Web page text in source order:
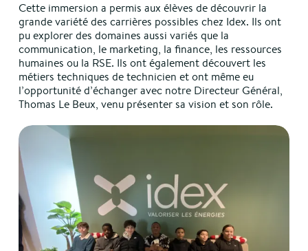
Cette immersion a permis aux élèves de découvrir la
grande variété des carrières possibles chez Idex. Ils ont
pu explorer des domaines aussi variés que la
communication, le marketing, la finance, les ressources
humaines ou la RSE. Ils ont également découvert les
métiers techniques de technicien et ont même eu
l’opportunité d’échanger avec notre Directeur Général,
Thomas Le Beux, venu présenter sa vision et son rôle.